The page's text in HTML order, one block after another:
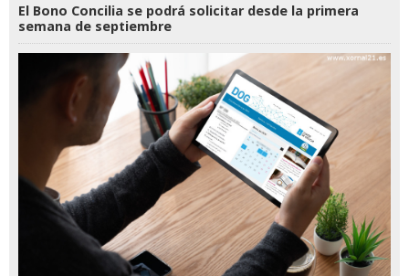
El Bono Concilia se podrá solicitar desde la primera
semana de septiembre